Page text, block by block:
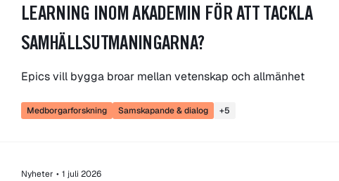
LEARNING INOM AKADEMIN FÖR ATT TACKLA
SAMHÄLLSUTMANINGARNA?
Epics vill bygga broar mellan vetenskap och allmänhet
Medborgarforskning Samskapande & dialog +5
Nyheter • 1 juli 2026